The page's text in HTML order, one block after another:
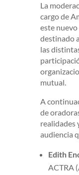
La
cargo de
este
destinado
las
mutual.
A
de
realidades
audiencia
Edith
ACTRA